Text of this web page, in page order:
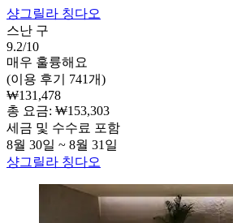
샹그릴라 칭다오
스난 구
9.2/10
매우 훌륭해요
(이용 후기 741개)
₩131,478
총 요금: ₩153,303
세금 및 수수료 포함
8월 30일 ~ 8월 31일
샹그릴라 칭다오